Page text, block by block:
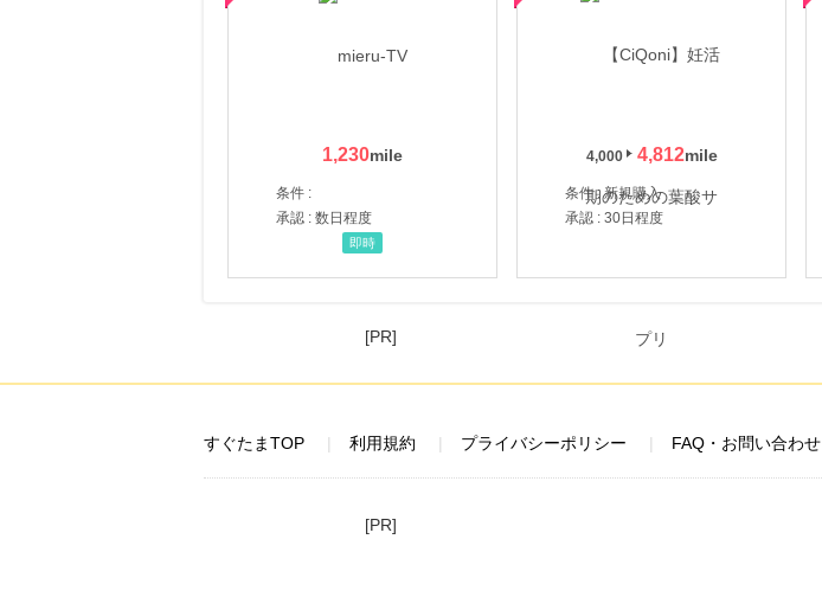
1,230
条件 :
承認 : 数日程度
即時
4,000 4,812
条件 : 新規購入
承認 : 30日程度
[PR]
すぐたまTOP 利用規約 プライバシーポリシー FAQ・お問い合わせ
[PR]